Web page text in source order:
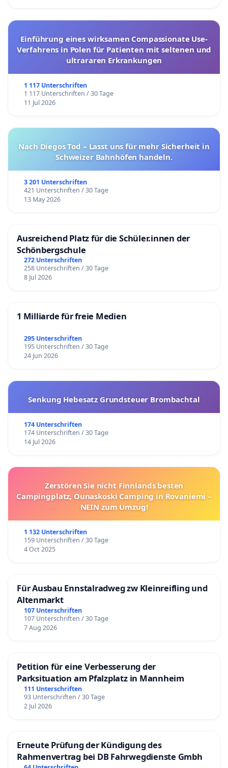
Einführung eines wirksamen Compassionate Use-
Verfahrens in Polen für Patienten mit seltenen und
ultrararen Erkrankungen
1 117 Unterschriften
1 117 Unterschriften / 30 Tage
11 Jul 2026
Nach Diegos Tod – Lasst uns für mehr Sicherheit in
Schweizer Bahnhöfen handeln.
3 201 Unterschriften
421 Unterschriften / 30 Tage
13 May 2026
Ausreichend Platz für die Schüler.innen der
Schönbergschule
272 Unterschriften
258 Unterschriften / 30 Tage
8 Jul 2026
1 Milliarde für freie Medien
295 Unterschriften
195 Unterschriften / 30 Tage
24 Jun 2026
Senkung Hebesatz Grundsteuer Brombachtal
174 Unterschriften
174 Unterschriften / 30 Tage
14 Jul 2026
Zerstören Sie nicht Finnlands besten
Campingplatz, Ounaskoski Camping in Rovaniemi –
NEIN zum Umzug!
1 132 Unterschriften
159 Unterschriften / 30 Tage
4 Oct 2025
Für Ausbau Ennstalradweg zw Kleinreifling und
Altenmarkt
107 Unterschriften
107 Unterschriften / 30 Tage
7 Aug 2026
Petition für eine Verbesserung der
Parksituation am Pfalzplatz in Mannheim
111 Unterschriften
93 Unterschriften / 30 Tage
2 Jul 2026
Erneute Prüfung der Kündigung des
Rahmenvertrag bei DB Fahrwegdienste Gmbh